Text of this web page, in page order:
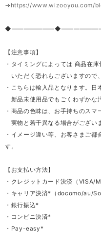
→ https://www.wizooyou.com/
【注意事項】
・タイミングによっては 商品在
いただく恐れもございますので
・こちらは輸入品となります。日
新品未使用品でもごくわずかな
・商品の色味は、お手持ちのスマ
実物と若干異なる場合がござい
・イメージ違い等、お客さまご
す。
【お支払い方法】
・クレジットカード決済（VISA/
・キャリア決済*（docomo/au/
・銀行振込*
・コンビニ決済*
・Pay-easy*